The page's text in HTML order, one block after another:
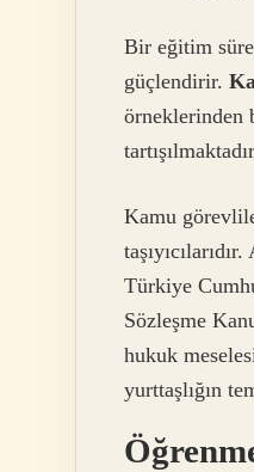
Bir eğitim
güçlendirir.
örneklerinden
Kamu
Türkiye
Sözleşme
hukuk
yurttaşlığın